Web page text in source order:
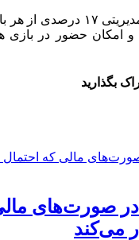
د- واگذاری ۳ بلوک
و امکان حضور در بازی
بگذارید
در صورت‌های
می‌کند